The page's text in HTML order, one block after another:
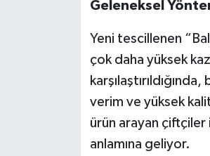
Geleneksel
Yeni tescillenen
çok daha yüksek
verim ve yüksek
ürün arayan
anlamına geliyor.